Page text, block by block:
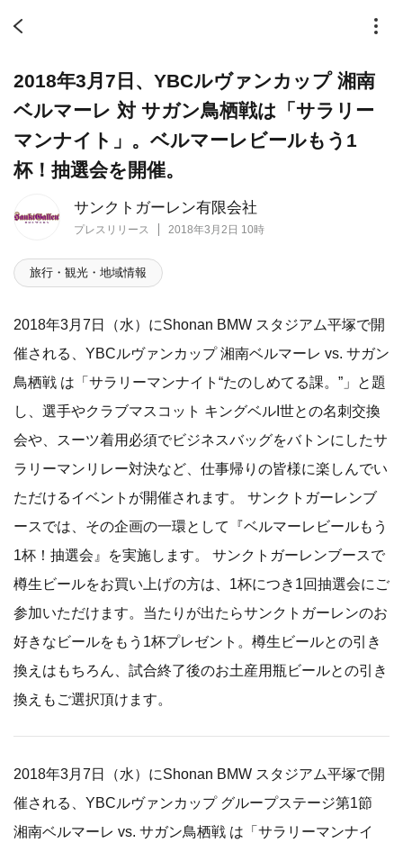
サンクトガーレン有限会社
プレスリリース 2018年3月2日 10時
2018年3月7日、YBCルヴァンカップ 湘南
ベルマーレ 対 サガン鳥栖戦は「サラリー
マンナイト」。ベルマーレビールもう1
杯！抽選会を開催。
旅行・観光・地域情報
2018年3月7日（水）にShonan BMW スタジアム平塚で開
催される、YBCルヴァンカップ 湘南ベルマーレ vs. サガン
鳥栖戦 は「サラリーマンナイト“たのしめてる課。”」と題
し、選手やクラブマスコット キングベルI世との名刺交換
会や、スーツ着用必須でビジネスバッグをバトンにしたサ
ラリーマンリレー対決など、仕事帰りの皆様に楽しんでい
ただけるイベントが開催されます。 サンクトガーレンブ
ースでは、その企画の一環として『ベルマーレビールもう
1杯！抽選会』を実施します。 サンクトガーレンブースで
樽生ビールをお買い上げの方は、1杯につき1回抽選会にご
参加いただけます。当たりが出たらサンクトガーレンのお
好きなビールをもう1杯プレゼント。樽生ビールとの引き
換えはもちろん、試合終了後のお土産用瓶ビールとの引き
換えもご選択頂けます。
2018年3月7日（水）にShonan BMW スタジアム平塚で開
催される、YBCルヴァンカップ グループステージ第1節
湘南ベルマーレ vs. サガン鳥栖戦 は「サラリーマンナイ